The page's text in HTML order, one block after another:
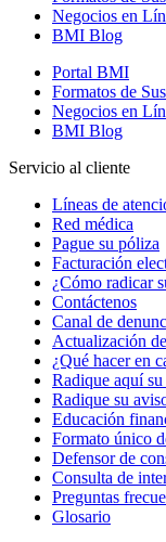
Negocios en
BMI Blog
Portal BMI
Formatos de
Negocios en
BMI Blog
Servicio al cliente
Líneas de
Red médica
Pague su póliza
Facturación
¿Cómo radicar
Contáctenos
Canal de
Actualización
¿Qué hacer en
Radique aquí
Radique su
Educación
Formato único
Defensor de
Consulta de
Preguntas
Glosario